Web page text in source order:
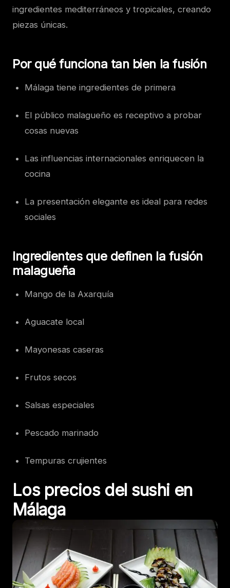
ingredientes mediterráneos y tropicales, creando
piezas únicas.
Por qué funciona tan bien la fusión
Málaga tiene ingredientes de primera
El público malagueño es receptivo a probar
cosas nuevas
Las influencias internacionales enriquecen la
cocina
La presentación elegante es ideal para redes
sociales
Ingredientes que definen la fusión
malagueña
Mango de la Axarquía
Aguacate local
Mayonesas caseras
Frutos secos
Salsas especiales
Pescado marinado
Tempuras crujientes
Los precios del sushi en
Málaga